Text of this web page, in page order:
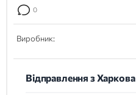
0
Виробник:
Відправлення з Харкова